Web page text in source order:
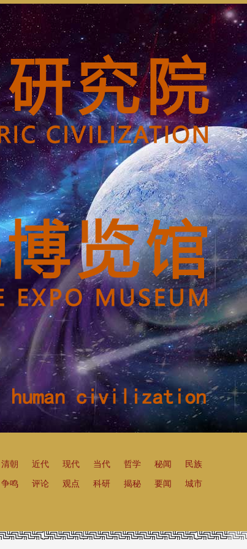
清朝 近代 现代 当代 哲学 秘闻 民族
争鸣 评论 观点 科研 揭秘 要闻 城市